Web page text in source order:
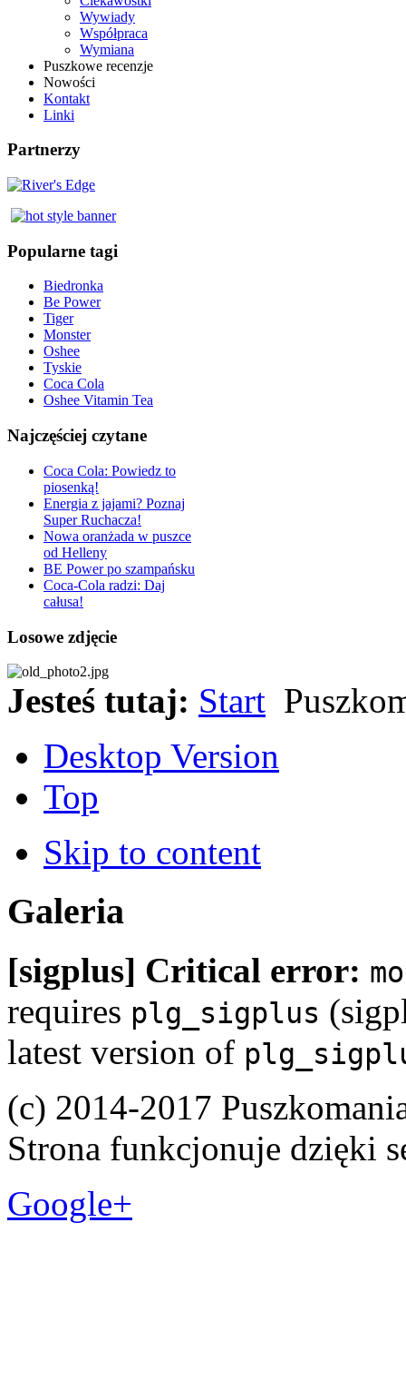
Wywiady
Współpraca
Wymiana
Puszkowe recenzje
Nowości
Kontakt
Linki
Partnerzy
Popularne tagi
Biedronka
Be Power
Tiger
Monster
Oshee
Tyskie
Coca Cola
Oshee Vitamin Tea
Najczęściej czytane
Coca Cola: Powiedz to
piosenką!
Energia z jajami? Poznaj
Super Ruchacza!
Nowa oranżada w puszce
od Helleny
BE Power po szampańsku
Coca-Cola radzi: Daj
całusa!
Losowe zdjęcie
Jesteś tutaj: Start
Desktop Version
Top
Skip to content
Galeria
[sigplus] Critical error:
requires plg_sigplus
latest version of
(c) 2014-2017
Strona funkcjonuje dzięki
Google+